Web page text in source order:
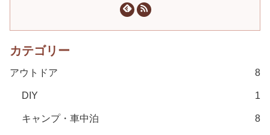
カテゴリー
アウトドア 8
DIY 1
キャンプ・車中泊 8